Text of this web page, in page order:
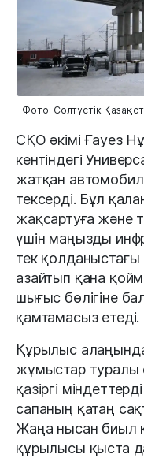
Фото: Солтүстік
СҚО әкімі Ғауез
кентіндегі
жатқан
тексерді. Бұл
жақсартуға және
үшін маңызды
тек қолданыстағы
азайтып қана
шығыс бөлігіне
қамтамасыз етеді.
Құрылыс
жұмыстар туралы
қазіргі
сапаның қатаң
Жаңа нысан биыл
құрылысы қыста